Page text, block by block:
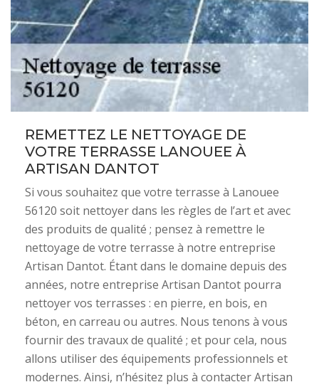
REMETTEZ LE NETTOYAGE DE
VOTRE TERRASSE LANOUEE À
ARTISAN DANTOT
Si vous souhaitez que votre terrasse à Lanouee
56120 soit nettoyer dans les règles de l’art et avec
des produits de qualité ; pensez à remettre le
nettoyage de votre terrasse à notre entreprise
Artisan Dantot. Étant dans le domaine depuis des
années, notre entreprise Artisan Dantot pourra
nettoyer vos terrasses : en pierre, en bois, en
béton, en carreau ou autres. Nous tenons à vous
fournir des travaux de qualité ; et pour cela, nous
allons utiliser des équipements professionnels et
modernes. Ainsi, n’hésitez plus à contacter Artisan